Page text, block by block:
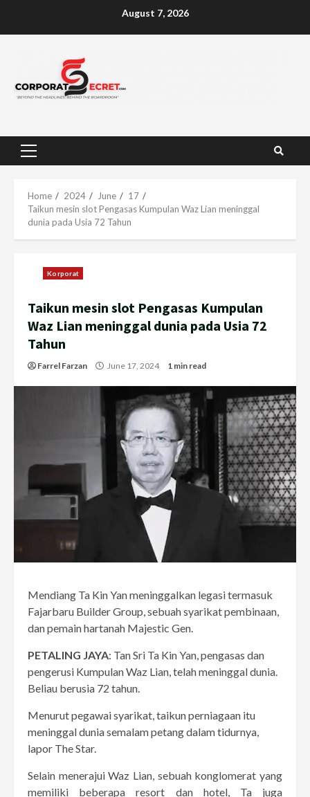
August 7, 2026
Primary
Home 2024 June
17
Taikun mesin slot Pengasas Kumpulan Waz Lian meninggal
dunia pada Usia 72 Tahun
Korporat
Taikun mesin slot Pengasas Kumpulan
Waz Lian meninggal dunia pada Usia 72
Tahun
Farrel Farzan June 17, 2024 1 min read
Mendiang Ta Kin Yan meninggalkan legasi termasuk
Fajarbaru Builder Group, sebuah syarikat pembinaan,
dan pemain hartanah Majestic Gen.
PETALING JAYA: Tan Sri Ta Kin Yan, pengasas dan
pengerusi Kumpulan Waz Lian, telah meninggal dunia.
Beliau berusia 72 tahun.
Menurut pegawai syarikat, taikun perniagaan itu
meninggal dunia semalam petang dalam tidurnya,
lapor The Star.
Selain menerajui Waz Lian, sebuah konglomerat yang
memiliki beberapa resort dan hotel, Ta juga